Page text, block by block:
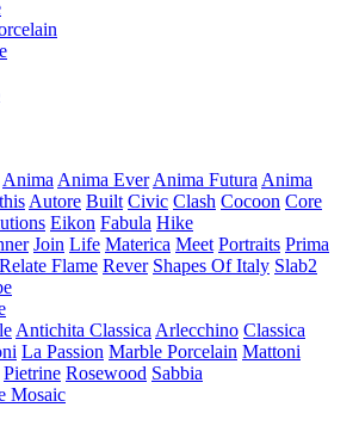
Anima Anima Ever Anima Futura Anima
Autore Built Civic Clash Cocoon Core
Eikon Fabula Hike
Join Life Materica Meet Portraits Prima
Relate Flame Rever Shapes Of Italy Slab2
Antichita Classica Arlecchino Classica
La Passion Marble Porcelain Mattoni
Pietrine Rosewood Sabbia
Mosaic